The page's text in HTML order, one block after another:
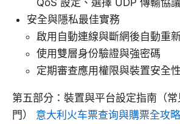
QoS 設定、選擇 UDP 傳輸協
安全與隱私最佳實務
啟用自動連線與斷網後自動重
使用雙層身份驗證與強密碼
定期審查應用權限與裝置安全性
第五部分：裝置與平台設定指南（
門） 意大利火车票查询與購票全攻